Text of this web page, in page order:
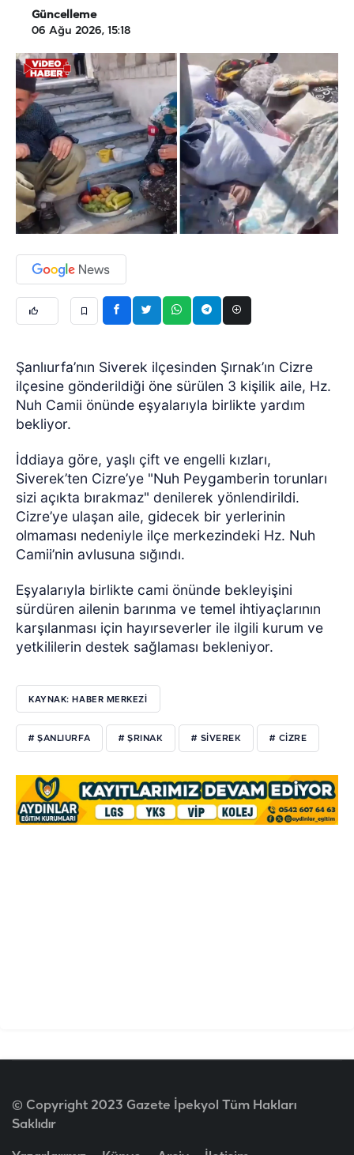
Güncelleme
06 Ağu 2026, 15:18
Şanlıurfa’nın Siverek ilçesinden Şırnak’ın Cizre
ilçesine gönderildiği öne sürülen 3 kişilik aile, Hz.
Nuh Camii önünde eşyalarıyla birlikte yardım
bekliyor.
İddiaya göre, yaşlı çift ve engelli kızları,
Siverek’ten Cizre’ye "Nuh Peygamberin torunları
sizi açıkta bırakmaz" denilerek yönlendirildi.
Cizre’ye ulaşan aile, gidecek bir yerlerinin
olmaması nedeniyle ilçe merkezindeki Hz. Nuh
Camii’nin avlusuna sığındı.
Eşyalarıyla birlikte cami önünde bekleyişini
sürdüren ailenin barınma ve temel ihtiyaçlarının
karşılanması için hayırseverler ile ilgili kurum ve
yetkililerin destek sağlaması bekleniyor.
KAYNAK: HABER MERKEZİ
# ŞANLIURFA # ŞRINAK # SIVEREK # CIZRE
© Copyright 2023 Gazete İpekyol Tüm Hakları
Saklıdır